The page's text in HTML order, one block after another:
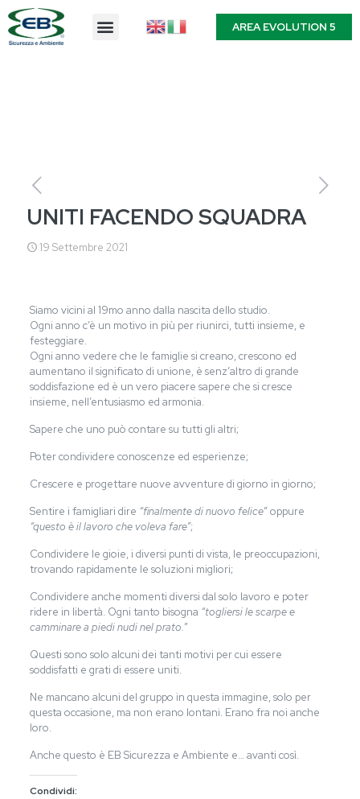
AREA EVOLUTION 5
UNITI FACENDO SQUADRA
19 Settembre 2021
Siamo vicini al 19mo anno dalla nascita dello studio.
Ogni anno c’è un motivo in più per riunirci, tutti insieme, e
festeggiare.
Ogni anno vedere che le famiglie si creano, crescono ed
aumentano il significato di unione, è senz’altro di grande
soddisfazione ed è un vero piacere sapere che si cresce
insieme, nell’entusiasmo ed armonia.
Sapere che uno può contare su tutti gli altri;
Poter condividere conoscenze ed esperienze;
Crescere e progettare nuove avventure di giorno in giorno;
Sentire i famigliari dire “finalmente di nuovo felice” oppure
“questo è il lavoro che voleva fare”;
Condividere le gioie, i diversi punti di vista, le preoccupazioni,
trovando rapidamente le soluzioni migliori;
Condividere anche momenti diversi dal solo lavoro e poter
ridere in libertà. Ogni tanto bisogna “togliersi le scarpe e
camminare a piedi nudi nel prato.”
Questi sono solo alcuni dei tanti motivi per cui essere
soddisfatti e grati di essere uniti.
Ne mancano alcuni del gruppo in questa immagine, solo per
questa occasione, ma non erano lontani. Erano fra noi anche
loro.
Anche questo è EB Sicurezza e Ambiente e… avanti così.
Condividi: